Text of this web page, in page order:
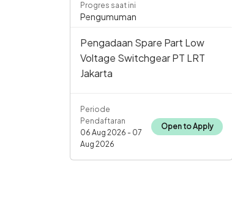
Progres saat ini
Pengumuman
Pengadaan Spare Part Low
Voltage Switchgear PT LRT
Jakarta
Periode
Pendaftaran
06 Aug 2026 - 07
Aug 2026
Open to Apply